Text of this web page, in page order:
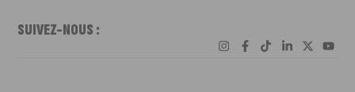
SUIVEZ-NOUS :